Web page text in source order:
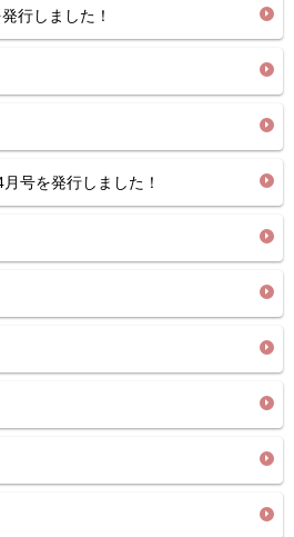
行しました！
号を発行しました！